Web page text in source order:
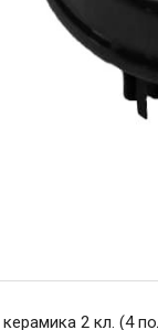
2 кл. (4